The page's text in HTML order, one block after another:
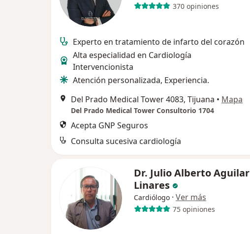
370 opiniones
Experto en tratamiento de infarto del corazón
Alta especialidad en Cardiología
Intervencionista
Atención personalizada, Experiencia.
Del Prado Medical Tower 4083, Tijuana • Mapa
Del Prado Medical Tower Consultorio 1704
Acepta GNP Seguros
Consulta sucesiva cardiología
Dr. Julio Alberto Aguilar
Linares
Cardiólogo · Ver más
75 opiniones